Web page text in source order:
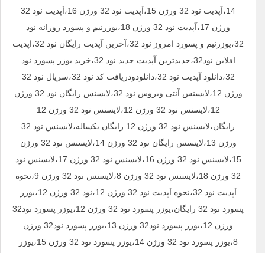
14،آپدیت نود 32 ورژن 15،آپدیت نود 32 ورژن 16،آپدیت نود 32
ورژن 17،آپدیت نود 32 ورژن 18،یوزرنیم و پسورد روزانه نود
32،یوزرنیم و پسورد امروز نود 32،آخرین آپدیت رایگان نود 32،اپدیت
افلاین نود32،جدیدترین آپدیت جدید نود 32،خرید یوزر پسورد نود
32،دانلود آپدیت نود 32،دانلودودریافت کد نود 32،سریال نود 32
ورژن 12،لایسنس آنتی ویروس نود 32،لایسنس رایگان نود 32 ورژن
12،لایسنس نود 32 ورژن 12،لایسنس نود 32 ورژن 12
رایگان،لایسنس نود 32 ورژن 12 رایگان یکساله،لایسنس نود 32
ورژن 13،لایسنس رایگان نود 32 ورژن 14،لایسنس نود 32 ورژن
15،لایسنس نود 32 ورژن 16،لایسنس نود 32 ورژن 17،لایسنس نود
32 ورژن 18،لایسنس نود 32 ورژن 8،لایسنس نود 32 ورژن 9،نحوه
آپدیت نود 32،نحوه آپدیت نود 32 ورژن 12،نود 32 ورژن 12،یوزر
پسورد نود 32 رایگان،یوزر پسورد نود 32 ورژن 12،یوزر پسورد نود32
ورژن 12،یوزر پسورد نود32 ورژن 13،یوزر پسورد نود32 ورژن
8،یوزر پسورد نود 32 ورژن 14،یوزر پسورد نود 32 ورژن 15،یوزر